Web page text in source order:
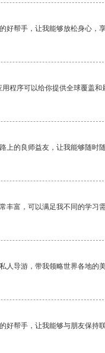
好帮手，让我能够放松身心，享
程序可以给你提供全球覆盖和
上的良师益友，让我能够随时
丰富，可以满足我不同的学习
人导游，带我领略世界各地的美
好帮手，让我能够与朋友保持